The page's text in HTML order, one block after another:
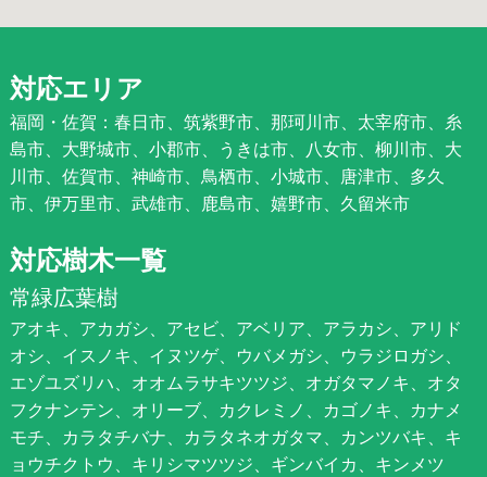
対応エリア
福岡・佐賀：春日市、筑紫野市、那珂川市、太宰府市、糸
島市、大野城市、小郡市、うきは市、八女市、柳川市、大
川市、佐賀市、神崎市、鳥栖市、小城市、唐津市、多久
市、伊万里市、武雄市、鹿島市、嬉野市、久留米市
対応樹木一覧
常緑広葉樹
アオキ、アカガシ、アセビ、アベリア、アラカシ、アリド
オシ、イスノキ、イヌツゲ、ウバメガシ、ウラジロガシ、
エゾユズリハ、オオムラサキツツジ、オガタマノキ、オタ
フクナンテン、オリーブ、カクレミノ、カゴノキ、カナメ
モチ、カラタチバナ、カラタネオガタマ、カンツバキ、キ
ョウチクトウ、キリシマツツジ、ギンバイカ、キンメツ